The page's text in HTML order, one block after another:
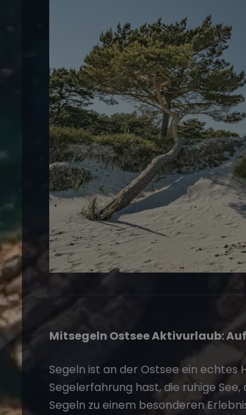
Mitsegeln Ostsee Aktivurlaub:
Segeln ist an der Ostsee ein echtes
Segelerfahrung hast, die ruhige
Segeln zu einem besonderen